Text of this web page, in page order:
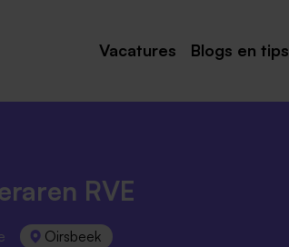
Vacatures
Maastricht
Venlo
Blogs en tips
RVE
Oirsbeek